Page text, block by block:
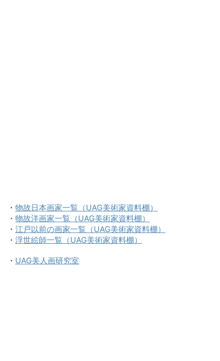
・ 物故日本画家一覧（UAG美術家資料棚）
・ 物故洋画家一覧（UAG美術家資料棚）
・ 江戸以前の画家一覧（UAG美術家資料棚）
・ 浮世絵師一覧（UAG美術家資料棚）
・ UAG美人画研究室